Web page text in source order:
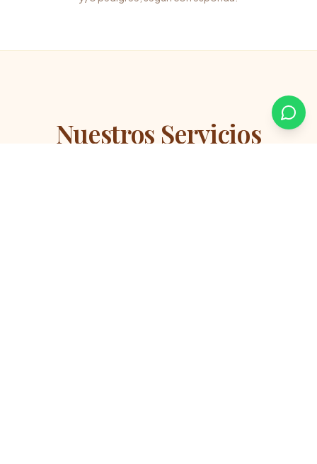
Nuestros Servicios